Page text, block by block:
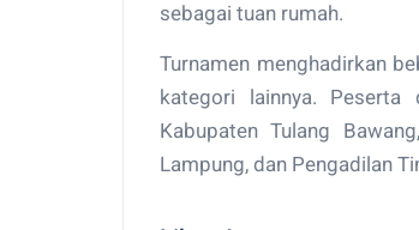
sebagai tuan rumah.
Turnamen menghadirkan
kategori lainnya. Peserta
Kabupaten Tulang
Lampung, dan Pengadilan